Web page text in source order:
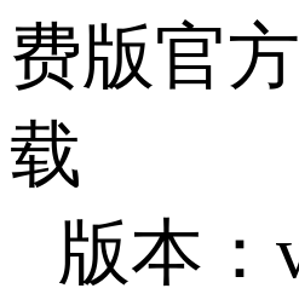
费版官
载
版本：